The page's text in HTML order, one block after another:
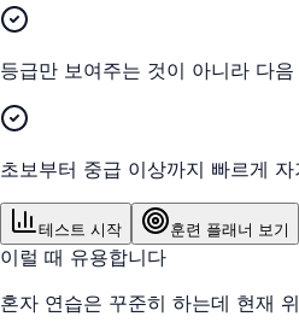
등급만 보여주는 것이 아니라 다
초보부터 중급 이상까지 빠르게
테스트 시작 훈련 플래너 보기
이럴 때 유용합니다
혼자 연습은 꾸준히 하는데 현재